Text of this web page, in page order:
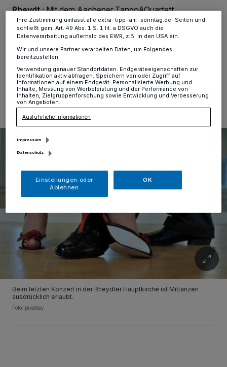
Rheydt·Mit dem Aachener TangoAQuartett
verabschiedet sich der Rheydter Musiksommer am 21.
August in der Rheydter Hauptkirche. Tangotanz in der
Kirche ist dann ausdrücklich erlaubt.
11.08.2025 , 10:00 Uhr Eine Minute Lesezeit
Beim letzten Konzert in der Rheydter Hauptkirche ist Mittanzen
ausdrücklich erlaubt.
Foto: pixabay
Informationen finden Sie in unserer Datenschutzerklärung.
Ihre Zustimmung umfasst alle extra-tipp-am-sonntag.de-Seiten und
schließt gem. Art. 49 Abs. 1 S. 1 lit. a DSGVO auch die
Datenverarbeitung außerhalb des EWR, z.B. in den USA ein.
Wir und unsere Partner verarbeiten Daten, um Folgendes
bereitzustellen:
Verwendung genauer Standortdaten. Endgeräteeigenschaften zur
Identifikation aktiv abfragen. Speichern von oder Zugriff auf
Informationen auf einem Endgerät. Personalisierte Werbung und
Inhalte, Messung von Werbeleistung und der Performance von
Inhalten, Zielgruppenforschung sowie Entwicklung und Verbesserung
von Angeboten.
Ausführliche Informationen
Impressum
Datenschutz
Einstellungen oder
Ablehnen
OK